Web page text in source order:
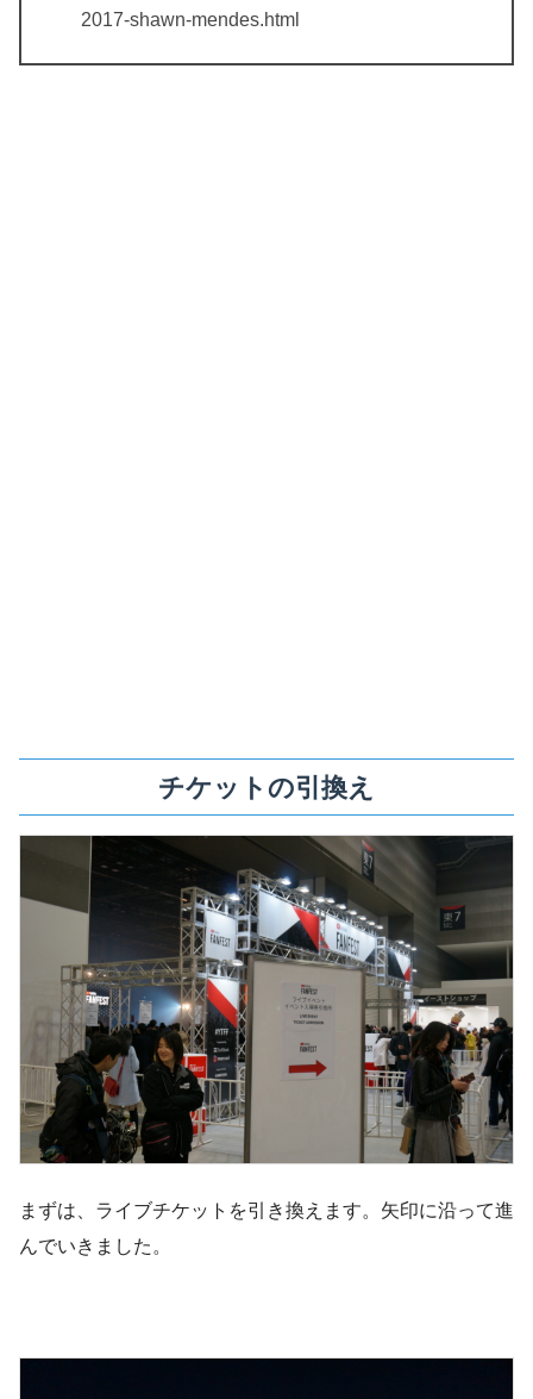
2017-shawn-mendes.html
チケットの引換え
まずは、ライブチケットを引き換えます。矢印に沿って進
んでいきました。